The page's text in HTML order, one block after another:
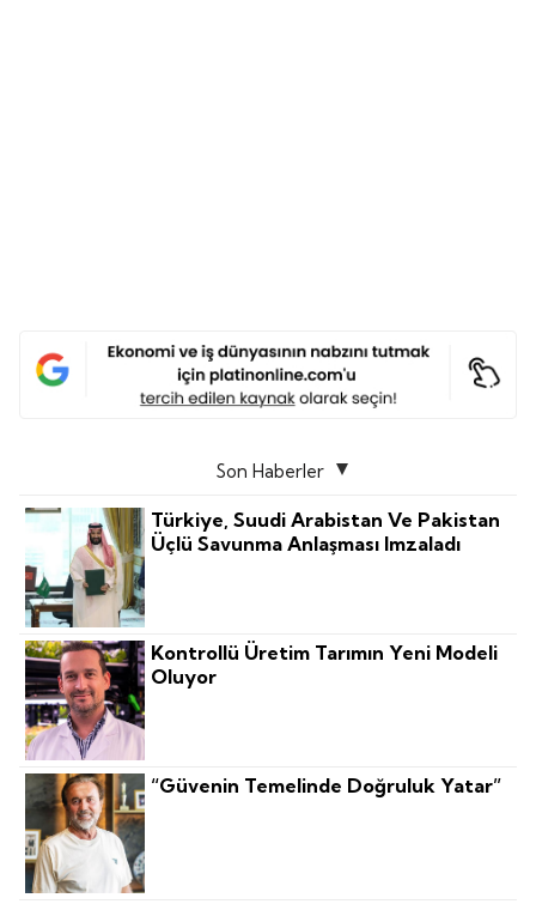
Son Haberler
Türkiye, Suudi Arabistan Ve Pakistan
Üçlü Savunma Anlaşması Imzaladı
Kontrollü Üretim Tarımın Yeni Modeli
Oluyor
“Güvenin Temelinde Doğruluk Yatar”